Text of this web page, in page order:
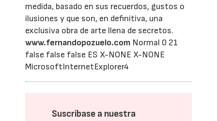
medida, basado en sus recuerdos, gustos o
ilusiones y que son, en definitiva, una
exclusiva obra de arte llena de secretos.
www.fernandopozuelo.com Normal 0 21
false false false ES X-NONE X-NONE
MicrosoftInternetExplorer4
Suscríbase a nuestra